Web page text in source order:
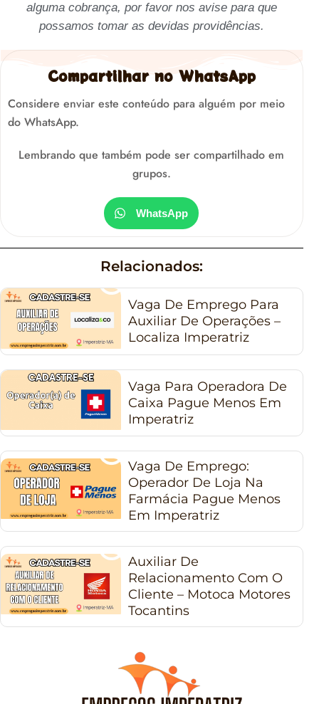
alguma cobrança, por favor nos avise para que
possamos tomar as devidas providências.
Compartilhar no WhatsApp
Considere enviar este conteúdo para alguém por meio
do WhatsApp.
Lembrando que também pode ser compartilhado em
grupos.
WhatsApp
Relacionados:
Vaga De Emprego Para
Auxiliar De Operações –
Localiza Imperatriz
Vaga Para Operadora De
Caixa Pague Menos Em
Imperatriz
Vaga De Emprego:
Operador De Loja Na
Farmácia Pague Menos
Em Imperatriz
Auxiliar De
Relacionamento Com O
Cliente – Motoca Motores
Tocantins